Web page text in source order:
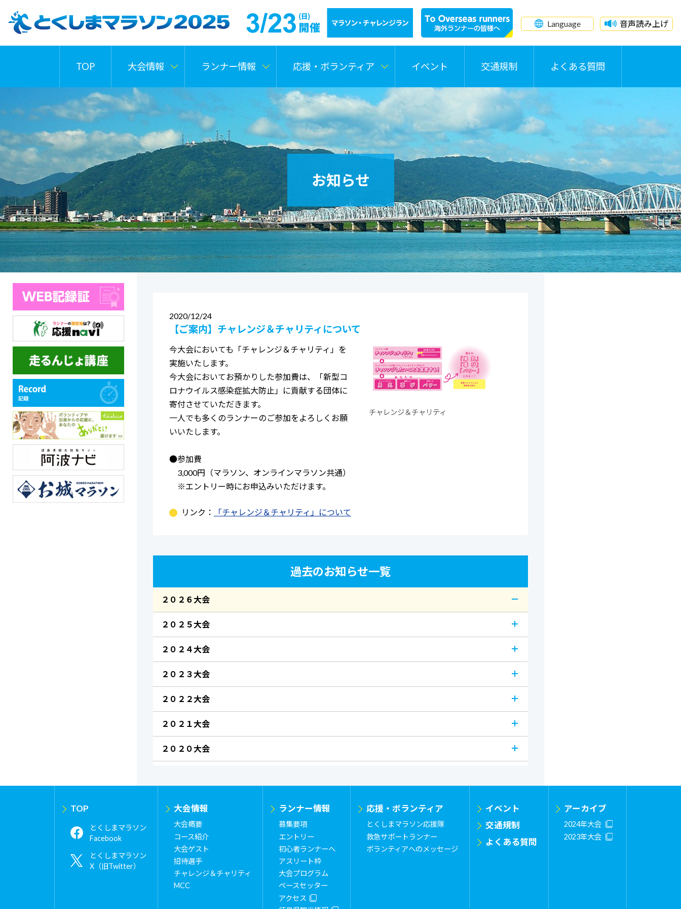
Language 音声読み上げ
TOP 大会情報 ランナー情報 応援・ボランティア イベント 交通規制 よくある質問
お知らせ
2020 12/24
【ご案内】チャレンジ＆チャリティについて
チャレンジ＆チャリティ
今大会においても「チャレンジ＆チャリティ」を
実施いたします。
今大会においてお預かりした参加費は、「新型コ
ロナウイルス感染症拡大防止」に貢献する団体に
寄付させていただきます。
一人でも多くのランナーのご参加をよろしくお願
いいたします。
●参加費
3,000円（マラソン、オンラインマラソン共通）
※エントリー時にお申込みいただけます。
リンク： 「チャレンジ＆チャリティ」について
過去のお知らせ一覧
２０２６大会
２０２５大会
２０２４大会
２０２３大会
２０２２大会
２０２１大会
２０２０大会
TOP
とくしまマラソン
Facebook
とくしまマラソン
X（旧Twitter）
大会情報
大会概要
コース紹介
大会ゲスト
招待選手
チャレンジ＆チャリティ
MCC
ランナー情報
募集要項
エントリー
初心者ランナーへ
アスリート枠
大会プログラム
ペースセッター
アクセス
応援・ボランティア
とくしまマラソン応援隊
救急サポートランナー
ボランティアへのメッセージ
イベント
交通規制
よくある質問
アーカイブ
2024年大会
2023年大会